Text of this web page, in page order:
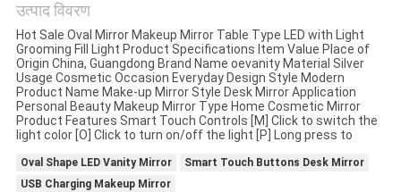
मामलों
एक
बोली
का
अनुरोध
उत्पाद विवरण
Hot Sale Oval Mirror Makeup Mirror Table Type LED with Light
Grooming Fill Light Product Specifications Item Value Place of
Origin China, Guangdong Brand Name oevanity Material Silver
Usage Cosmetic Occasion Everyday Design Style Modern
Product Name Make-up Mirror Style Desk Mirror Application
Personal Beauty Makeup Mirror Type Home Cosmetic Mirror
Product Features Smart Touch Controls [M] Click to switch the
light color [O] Click to turn on/off the light [P] Long press to
Oval Shape LED Vanity Mirror
Smart Touch Buttons Desk Mirror
USB Charging Makeup Mirror